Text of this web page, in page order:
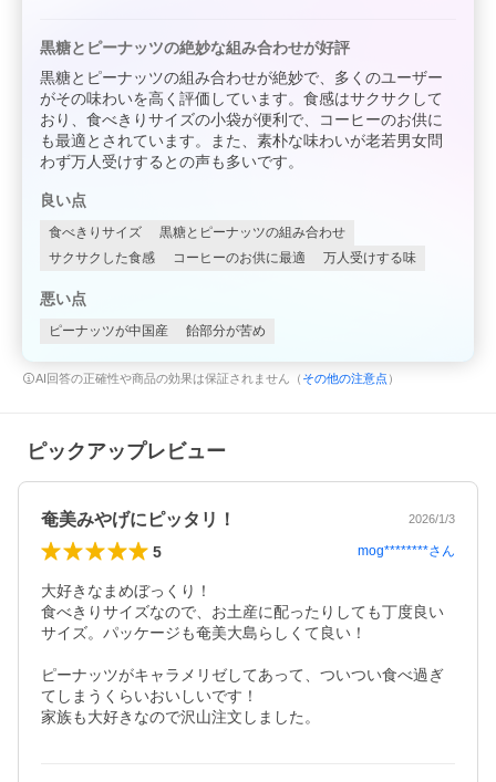
黒糖とピーナッツの絶妙な組み合わせが好評
黒糖とピーナッツの組み合わせが絶妙で、多くのユーザー
がその味わいを高く評価しています。食感はサクサクして
おり、食べきりサイズの小袋が便利で、コーヒーのお供に
も最適とされています。また、素朴な味わいが老若男女問
わず万人受けするとの声も多いです。
良い点
食べきりサイズ
黒糖とピーナッツの組み合わせ
サクサクした食感
コーヒーのお供に最適 万人受けする味
悪い点
ピーナッツが中国産 飴部分が苦め
AI回答の正確性や商品の効果は保証されません（ その他の注意点 ）
ピックアップレビュー
奄美みやげにピッタリ！ 2026/1/3
5 mog********さん
大好きなまめぼっくり！
食べきりサイズなので、お土産に配ったりしても丁度良い
サイズ。パッケージも奄美大島らしくて良い！
ピーナッツがキャラメリゼしてあって、ついつい食べ過ぎ
てしまうくらいおいしいです！
家族も大好きなので沢山注文しました。